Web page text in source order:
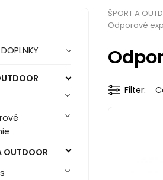
OUTDOOR
ŠPORT A
Odporové
Filter